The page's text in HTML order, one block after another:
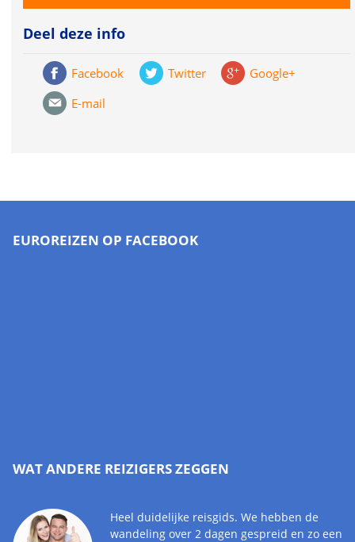
Deel deze info
Facebook Twitter
Google+
E-mail
EUROREIZEN OP FACEBOOK
WAT ANDERE REIZIGERS ZEGGEN
Heel duidelijke reisgids. We hebben de
wandeling over 2 dagen gespreid en zo een